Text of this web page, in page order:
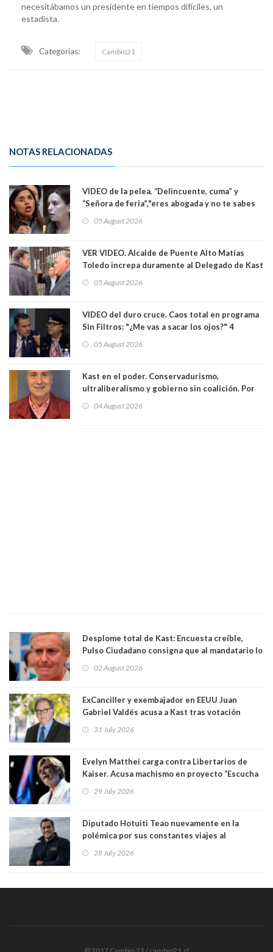
necesitábamos un presidente en tiempos difíciles, un
estadista.
Categorias: Cambio21
NOTAS RELACIONADAS
VIDEO de la pelea. “Delincuente, cuma” y
“Señora de feria”,"eres abogada y no te sabes
senadoras Camila Flores y Fabiola Campillai en
05 August 2026
VER VIDEO. Alcalde de Puente Alto Matías
Toledo increpa duramente al Delegado de Kast
delegado nuevamente arrancando"
05 August 2026
VIDEO del duro cruce. Caos total en programa
Sin Filtros: "¿Me vas a sacar los ojos?" 4
excarabinero que dejó ciego a Gustavo Gatica:
05 August 2026
Kast en el poder. Conservadurismo,
ultraliberalismo y gobierno sin coalición. Por
04 August 2026
Desplome total de Kast: Encuesta creíble,
Pulso Ciudadano consigna que al mandatario lo
sacó en primera vuelta. Rechazo es de 58.9% y
64.8%
02 August 2026
ExCanciller y exembajador en EEUU Juan
Gabriel Valdés acusa a Kast tras votación
"Si hay una persona responsable es él"
31 July 2026
Evelyn Matthei carga contra Libertarios de
Kaiser. Acusa machismo en proyecto “Escucha
"¿Cómo puede haber alguien tan enfermo del
29 July 2026
Diputado Hotuiti Teao nuevamente en la
polémica por sus constantes viajes al
vacaciones para irse a Londres y Paris por 18
28 July 2026